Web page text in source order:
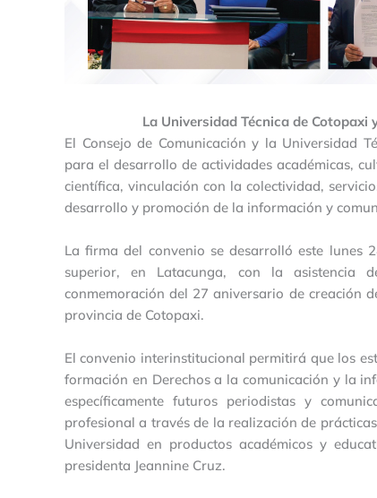
La Universidad Técnica de Cotopaxi
El Consejo de Comunicación y la Universidad
para el desarrollo de actividades académicas,
científica, vinculación con la colectividad,
desarrollo y promoción de la información y
La firma del convenio se desarrolló este lunes
superior, en Latacunga, con la asistencia
conmemoración del 27 aniversario de creación
provincia de Cotopaxi.
El convenio interinstitucional permitirá que los
formación en Derechos a la comunicación y la
específicamente futuros periodistas y
profesional a través de la realización de
Universidad en productos académicos y
presidenta Jeannine Cruz.